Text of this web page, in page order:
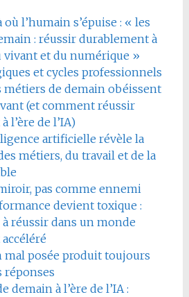
où l’humain s’épuise : « les
: réussir durablement à
vivant et du numérique »
et cycles professionnels
métiers de demain obéissent
(et comment réussir
l’ère de l’IA)
artificielle révèle la
métiers, du travail et de la
pas comme ennemi
devient toxique :
réussir dans un monde
mal posée produit toujours
réponses
demain à l’ère de l’IA :